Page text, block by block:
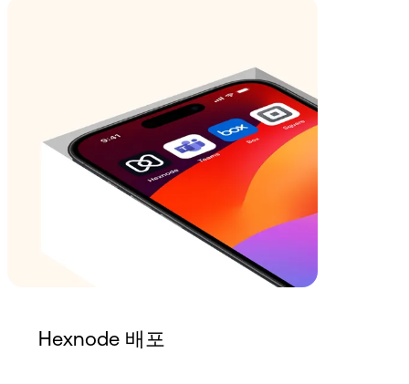
Hexnode 배포